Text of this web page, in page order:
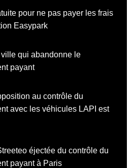
pour ne pas payer les frais
Easypark
qui abandonne le
payant
au contrôle du
avec les véhicules LAPI est
éjectée du contrôle du
payant à Paris